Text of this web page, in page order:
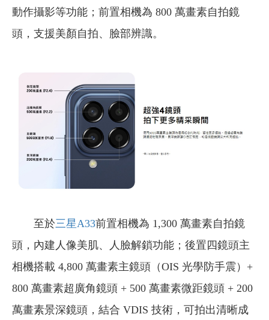
動作攝影等功能；前置相機為 800 萬畫素自拍鏡
頭，支援美顏自拍、臉部辨識。
至於三星A33前置相機為 1,300 萬畫素自拍鏡
頭，內建人像美肌、人臉解鎖功能；後置四鏡頭主
相機搭載 4,800 萬畫素主鏡頭（OIS 光學防手震）+
800 萬畫素超廣角鏡頭 + 500 萬畫素微距鏡頭 + 200
萬畫素景深鏡頭，結合 VDIS 技術，可拍出清晰成